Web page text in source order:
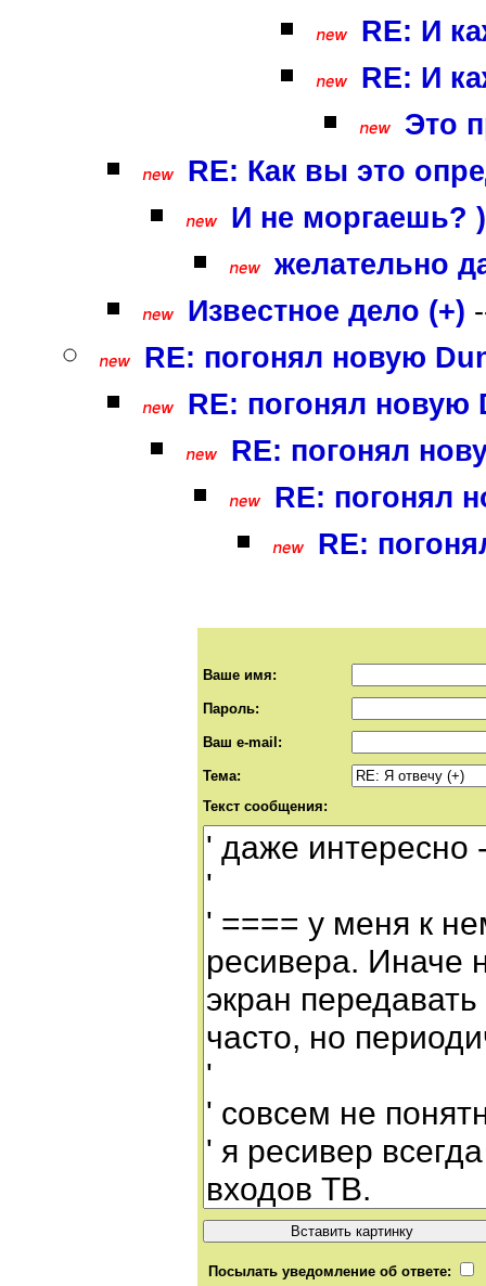
RE: И
RE: И
Это
RE: Как вы это
И не моргаешь?
желательно
Известное дело (+)
RE: погонял новую
RE: погонял новую
RE: погонял
RE: погонял
RE:
Ваше имя:
Пароль:
Ваш e-mail:
Тема:
Текст сообщения:
Посылать уведомление об ответе: